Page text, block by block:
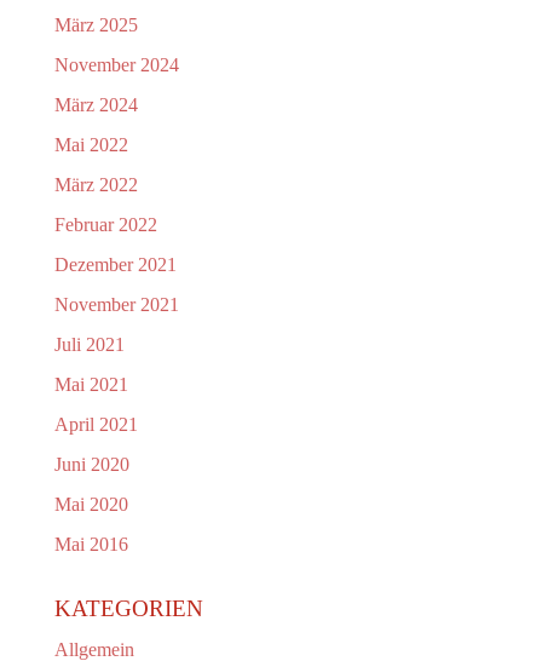
März 2025
November 2024
März 2024
Mai 2022
März 2022
Februar 2022
Dezember 2021
November 2021
Juli 2021
Mai 2021
April 2021
Juni 2020
Mai 2020
Mai 2016
KATEGORIEN
Allgemein